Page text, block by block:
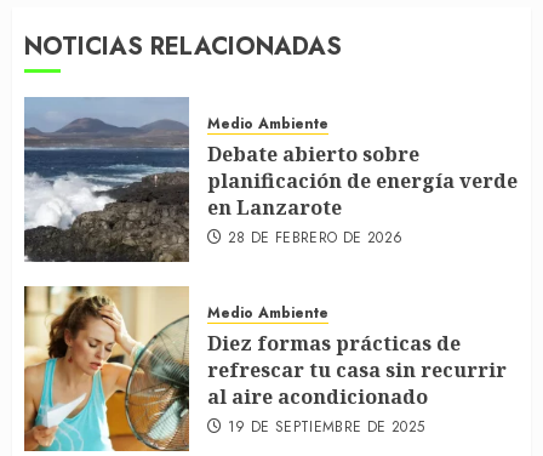
NOTICIAS RELACIONADAS
Medio Ambiente
Debate abierto sobre
planificación de energía verde
en Lanzarote
28 DE FEBRERO DE 2026
Medio Ambiente
Diez formas prácticas de
refrescar tu casa sin recurrir
al aire acondicionado
19 DE SEPTIEMBRE DE 2025